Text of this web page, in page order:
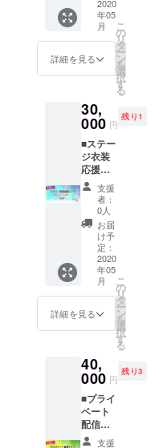
（内容
によっ
ては対
応でき
かねる
す。）
バンド
の活動
の事な
ど、直
接お話
しでき
たらと
思いま
す！ ※
メール
で、会
議の方
法と日
相談を
させて
で、必
ずご確
認くだ
さい。
※zoom
などの
ビデオ
のメッ
セージ
☆デモ
楽曲収
録CD-R
イブ後
の打ち
上げ配
信 視
聴権 (当
日のラ
イブ後
に、ラ
イブハ
ウスで
行うメ
ンバー
の打ち
上げの
様子を
限定配
信しま
方法と
パス
ワード
をメー
ルで送
付しま
すので
イロハ
マイの
ステー
ジ衣装
(2017年
「金の
雨が降
レコ発
ライブ
で着用)
・衣装
着用時
のブロ
マイド
・イロ
ハマイ
手書き
の感謝
ハがソ
ロ活動
で着用
してい
た、ス
しま
す。
2017年
発売の
「金の
雨が降
る街」
2020
年05
月
詳細を見る
こ
の
リ
タ
ー
ン
を
選
択
す
る
30,
000 円
残り1
■ステー
ジ衣装
応援
コー
ス イ
ロハマ
イ衣装
③ [郵送
あり] ・
イロハ
マイの
ステー
ジ衣装
(2017年
「金の
雨が降
レコ発
ライブ
で着用)
・衣装
着用時
のブロ
マイド
支援
者：
0人
お届
け予
定：
2020
年05
月
詳細を見る
こ
の
リ
タ
ー
ン
を
選
択
す
る
40,
000 円
残り3
■プライ
ベート
配信ラ
イブ
支援